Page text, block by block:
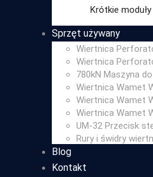
Krótkie
Sprzęt używany
Wiertnica
Wiertnica
780kN Maszyna
Wiertnica Wamet
Wiertnica Wamet
Wiertnica Wamet
UM-32 Przecisk
Rury i świdry
Blog
Kontakt